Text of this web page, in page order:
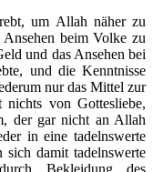
um Allah näher zu
beim Volke zu
und das Ansehen bei
und die Kenntnisse
nur das Mittel zur
von Gottesliebe,
der gar nicht an Allah
in eine tadelnswerte
damit tadelnswerte